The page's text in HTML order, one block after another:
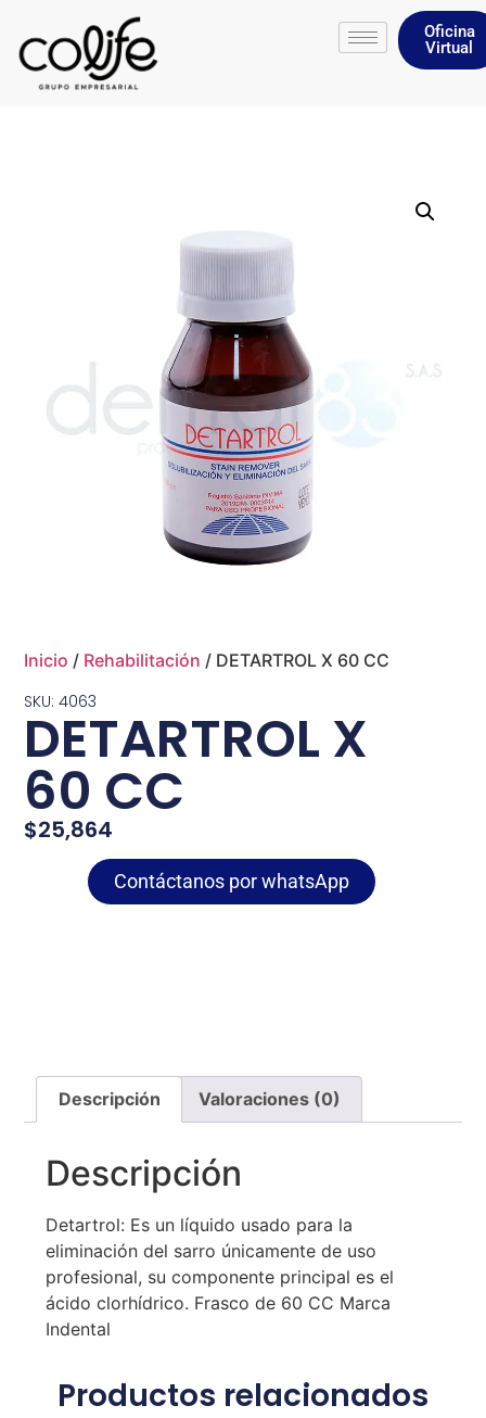
Oficina
Virtual
Inicio / Rehabilitación / DETARTROL X 60 CC
SKU: 4063
DETARTROL X
60 CC
$25,864
Contáctanos por whatsApp
Descripción Valoraciones (0)
Descripción
Detartrol: Es un líquido usado para la
eliminación del sarro únicamente de uso
profesional, su componente principal es el
ácido clorhídrico. Frasco de 60 CC Marca
Indental
Productos relacionados